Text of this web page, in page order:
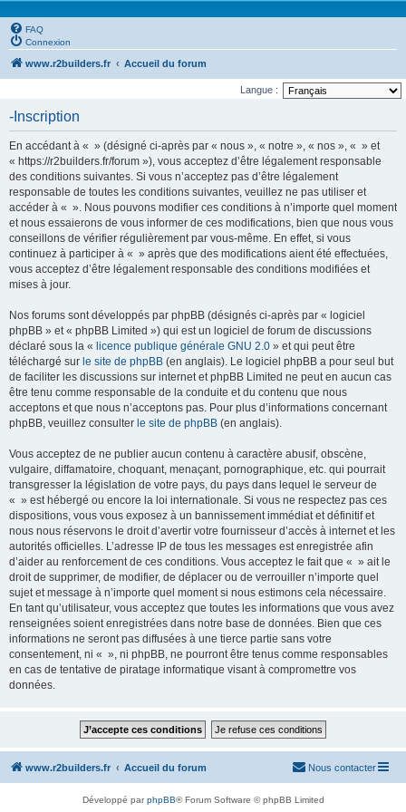
FAQ
Connexion
www.r2builders.fr Accueil du forum
Langue :
-Inscription
En accédant à « » (désigné ci-après par « nous », « notre », « nos », « » et
« https://r2builders.fr/forum »), vous acceptez d’être légalement responsable
des conditions suivantes. Si vous n’acceptez pas d’être légalement
responsable de toutes les conditions suivantes, veuillez ne pas utiliser et
accéder à « ». Nous pouvons modifier ces conditions à n’importe quel moment
et nous essaierons de vous informer de ces modifications, bien que nous vous
conseillons de vérifier régulièrement par vous-même. En effet, si vous
continuez à participer à « » après que des modifications aient été effectuées,
vous acceptez d’être légalement responsable des conditions modifiées et
mises à jour.
Nos forums sont développés par phpBB (désignés ci-après par « logiciel
phpBB » et « phpBB Limited ») qui est un logiciel de forum de discussions
déclaré sous la « licence publique générale GNU 2.0 » et qui peut être
téléchargé sur le site de phpBB (en anglais). Le logiciel phpBB a pour seul but
de faciliter les discussions sur internet et phpBB Limited ne peut en aucun cas
être tenu comme responsable de la conduite et du contenu que nous
acceptons et que nous n’acceptons pas. Pour plus d’informations concernant
phpBB, veuillez consulter le site de phpBB (en anglais).
Vous acceptez de ne publier aucun contenu à caractère abusif, obscène,
vulgaire, diffamatoire, choquant, menaçant, pornographique, etc. qui pourrait
transgresser la législation de votre pays, du pays dans lequel le serveur de
« » est hébergé ou encore la loi internationale. Si vous ne respectez pas ces
dispositions, vous vous exposez à un bannissement immédiat et définitif et
nous nous réservons le droit d’avertir votre fournisseur d’accès à internet et les
autorités officielles. L’adresse IP de tous les messages est enregistrée afin
d’aider au renforcement de ces conditions. Vous acceptez le fait que « » ait le
droit de supprimer, de modifier, de déplacer ou de verrouiller n’importe quel
sujet et message à n’importe quel moment si nous estimons cela nécessaire.
En tant qu’utilisateur, vous acceptez que toutes les informations que vous avez
renseignées soient enregistrées dans notre base de données. Bien que ces
informations ne seront pas diffusées à une tierce partie sans votre
consentement, ni « », ni phpBB, ne pourront être tenus comme responsables
en cas de tentative de piratage informatique visant à compromettre vos
données.
www.r2builders.fr Accueil du forum Nous contacter
Développé parphpBB® Forum Software © phpBB Limited